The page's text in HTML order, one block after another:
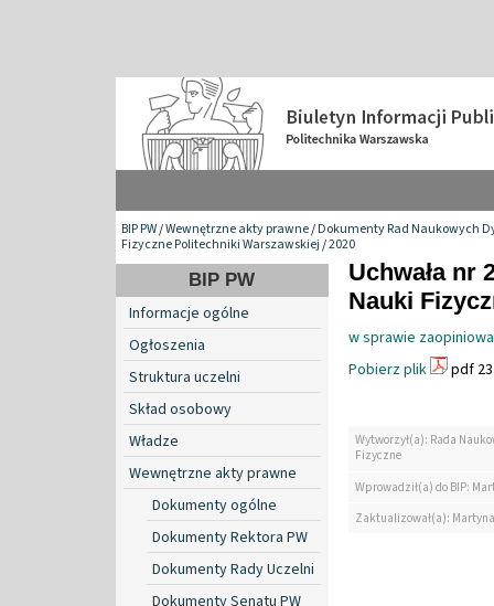
BIP PW/Wewnętrzne akty prawne/Dokumenty Rad Naukowych
Fizyczne Politechniki Warszawskiej/2020
BIP PW
Informacje ogólne
Ogłoszenia
Struktura uczelni
Skład osobowy
Władze
Wewnętrzne akty prawne
Dokumenty ogólne
Dokumenty Rektora PW
Dokumenty Rady Uczelni
Dokumenty Senatu PW
Uchwała nr
Nauki
w sprawie
Pobierz plik
pdf
Wytworzył(a): Rada
Fizyczne
Wprowadził(a) do BIP:
Zaktualizował(a):